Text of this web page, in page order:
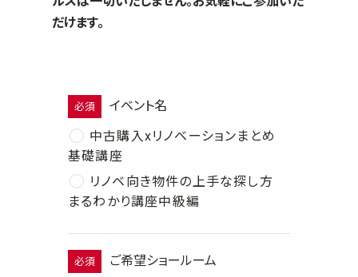
だけます。
必須
イベント名
中古購入xリノベーションまとめ
基礎講座
リノベ向き物件の上手な探し方
まるわかり講座中級編
必須
ご希望ショールーム